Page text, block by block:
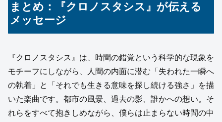
まとめ：『クロノスタシス』が伝える
メッセージ
『クロノスタシス』は、時間の錯覚という科学的な現象を
モチーフにしながら、人間の内面に潜む「失われた一瞬へ
の執着」と「それでも生きる意味を探し続ける強さ」を描
いた楽曲です。都市の風景、過去の影、誰かへの想い。そ
れらをすべて抱きしめながら、僕らは止まらない時間の中